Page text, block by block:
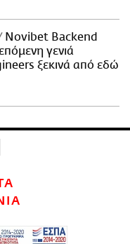
Novibet Backend
γενιά
ξεκινά από εδώ